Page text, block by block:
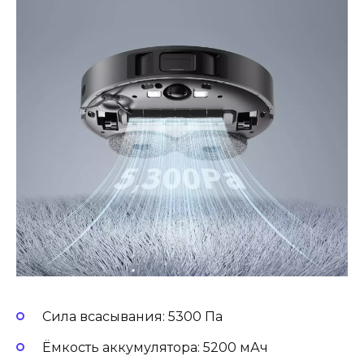
Сила всасывания: 5300 Па
Ёмкость аккумулятора: 5200 мАч